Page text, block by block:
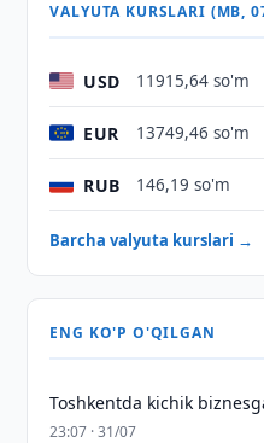
VALYUTA KURSLARI (MB,
USD 11915,64 so'm
EUR 13749,46 so'm
RUB 146,19 so'm
Barcha valyuta kurslari →
ENG KO'P O'QILGAN
Toshkentda kichik
23:07 · 31/07